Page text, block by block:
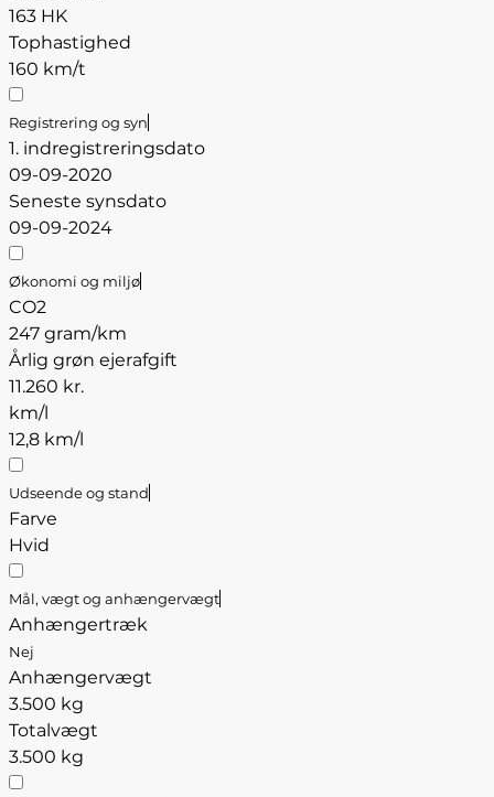
163 HK
Tophastighed
160 km/t
Registrering og syn
1. indregistreringsdato
09-09-2020
Seneste synsdato
09-09-2024
Økonomi og miljø
CO2
247 gram/km
Årlig grøn ejerafgift
11.260 kr.
km/l
12,8 km/l
Udseende og stand
Farve
Hvid
Mål, vægt og anhængervægt
Anhængertræk
Nej
Anhængervægt
3.500 kg
Totalvægt
3.500 kg